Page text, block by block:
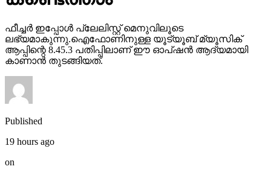
19 hours ago
on
November 20, 2025
By